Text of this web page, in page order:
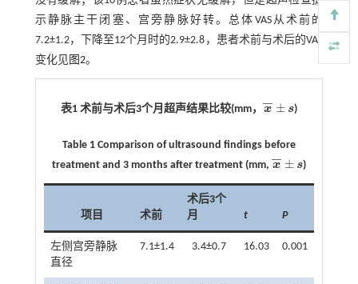
示静脉主干闭塞、宫旁静脉好转。总体VAS从术前的
7.2±1.2，下降至12个月时的2.9±2.8，患者术前与术后的VAS
变化见图2。
表1 术前与术后3个月超声结果比较(mm， x
¯¯ ± s
x¯ ±s )
Table 1 Comparison of ultrasound findings before
treatment and 3 months after treatment (mm, x
¯¯ ± s
x¯ ±s )
项目 术前
术后3个
月
t P
左侧宫旁静脉
直径
7.1±1.4 3.4±0.7 16.03 0.001